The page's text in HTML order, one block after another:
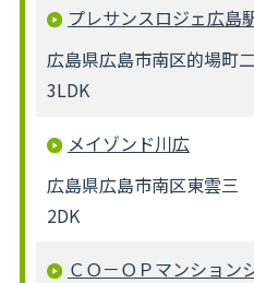
プレサンスロジェ広島
広島県広島市南区的場町
3LDK
メイゾンド川広
広島県広島市南区東雲三
2DK
ＣＯ－ＯＰマンショ